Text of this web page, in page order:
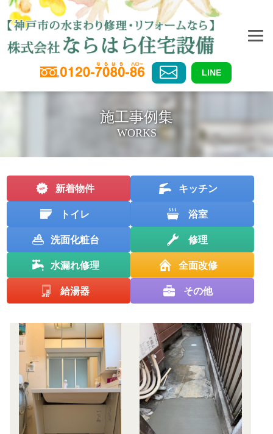
LINE
施工事例集
WORKS
新着物件
キッチン
トイレ
浴室
洗面化粧台
修理
水漏れ修理
全面改修
給湯器
その他